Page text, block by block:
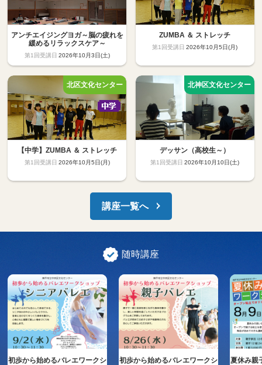
アンチエイジングヨガ～脳の疲れを
緩めるリラックスケア～
2026年10月3日(土)
ZUMBA ＆ ストレッチ
2026年10月5日(月)
【中学】ZUMBA ＆ ストレッチ
2026年10月5日(月)
デッサン（高校生～）
2026年10月10日(土)
講座一覧へ
随時講座
初歩から始めるバレエワークシ
初歩から始めるバレエワークシ
夏休み親